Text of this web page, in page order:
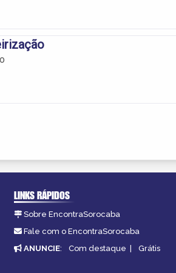
LINKS RÁPIDOS
Sobre EncontraSorocaba
Fale com o EncontraSorocaba
ANUNCIE: Com destaque | Grátis